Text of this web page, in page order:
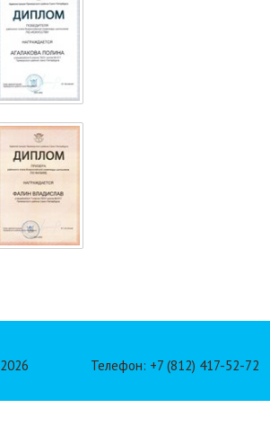
2026 Телефон: +7 (812) 417-52-72